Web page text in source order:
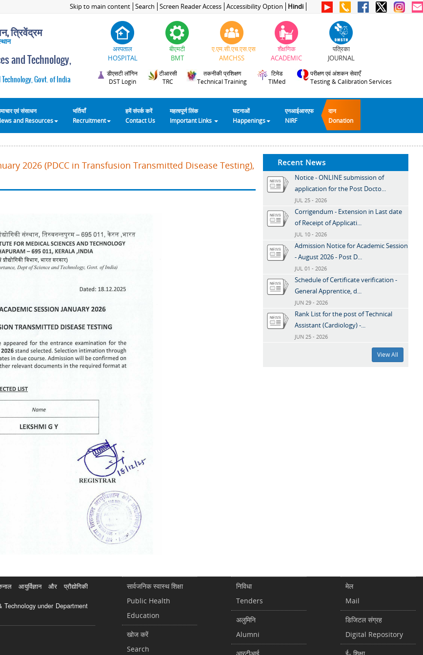
Skip to main content Search Screen Reader Access Accessibility Option Hindi
त्रिवेंद्रम
and Technology,
Govt. of India
अस्पताल
HOSPITAL
बीएमटी
BMT
ए.एम.सी.एच.एस.एस
AMCHSS
शैक्षणिक
ACADEMIC
पत्रिका
JOURNAL
डीएसटी लॉगिन
DST Login
टीआरसी
TRC
तकनीकी प्रशिक्षण
Technical Training
टिमेड
TIMed
परीक्षण एवं अंशकन सेवाएँ
Testing & Calibration Services
एवं संसाधन
and Resources
भर्तियाँ
Recruitment
हमें संपर्क करें
Contact Us
महत्वपूर्ण लिंक
Important Links
घटनाओं
Happenings
एनआईआरएफ
NIRF
दान
Donation
2026 (PDCC in Transfusion Transmitted Disease Testing),
Recent News
Notice - ONLINE submission of
application for the Post Docto...
JUL 25 - 2026
Corrigendum - Extension in Last date
of Receipt of Applicati...
JUL 10 - 2026
Admission Notice for Academic Session
- August 2026 - Post D...
JUL 01 - 2026
Schedule of Certificate verification -
General Apprentice, d...
JUN 29 - 2026
Rank List for the post of Technical
Assistant (Cardiology) -...
JUN 25 - 2026
View All
आयुर्विज्ञान और प्रौद्योगिकी
under Department
सार्वजनिक स्वास्थ शिक्षा
Public Health
Education
खोज करें
Search
निविधा
Tenders
अलुमिनि
Alumni
मेल
Mail
डिजिटल संग्रह
Digital Repository